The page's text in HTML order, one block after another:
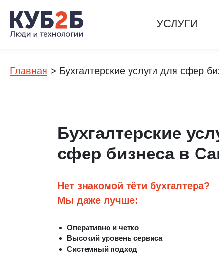
УСЛУГИ
Главная > Бухгалтерские услуги для сфер
Бухгалтерские
сфер бизнеса в
Нет знакомой тёти бухгалтера?
Мы даже лучше:
Оперативно и четко
Высокий уровень сервиса
Системный подход